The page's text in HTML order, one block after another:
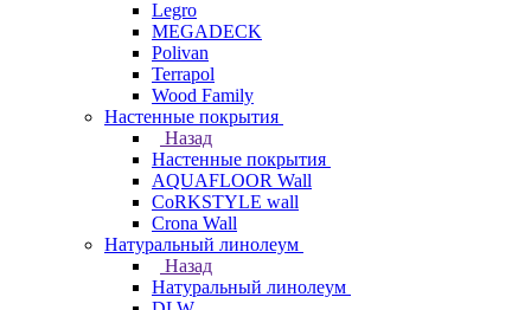
Legro
MEGADECK
Polivan
Terrapol
Wood Family
Настенные покрытия
Назад
Настенные покрытия
AQUAFLOOR Wall
CoRKSTYLE wall
Crona Wall
Натуральный линолеум
Назад
Натуральный линолеум